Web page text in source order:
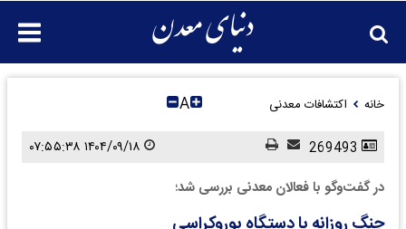
خانه اکتشافات معدنی A
در گفت‌وگو با فعالان معدنی بررسی شد؛